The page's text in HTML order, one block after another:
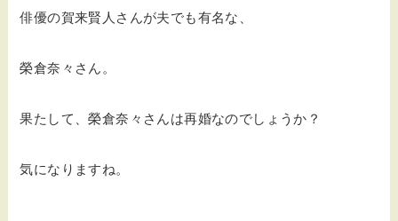
俳優の賀来賢人さんが夫でも有名な、
榮倉奈々さん。
果たして、榮倉奈々さんは再婚なのでしょうか？
気になりますね。